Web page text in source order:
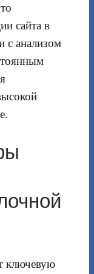
сайта в
с анализом
ключевую